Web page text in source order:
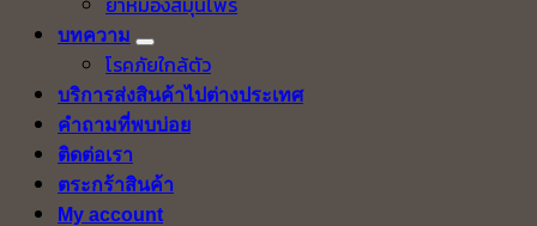
บทความ
โรคภัยใกล้ตัว
บริการส่งสินค้าไปต่างประเทศ
คำถามที่พบบ่อย
ติดต่อเรา
ตระกร้าสินค้า
My account